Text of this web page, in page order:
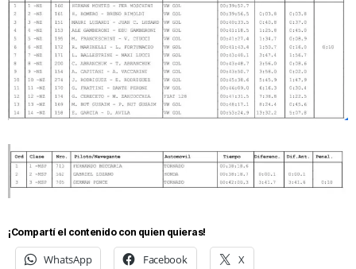
¡Compartí el contenido con quien quieras!
WhatsApp Facebook X